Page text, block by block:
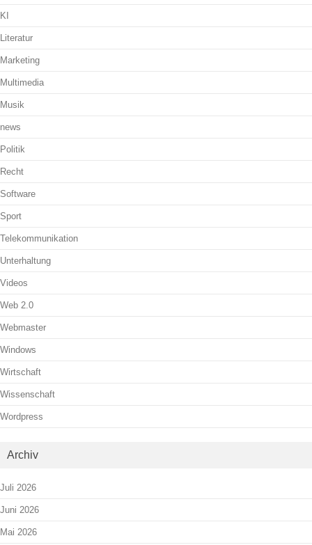
KI
Literatur
Marketing
Multimedia
Musik
news
Politik
Recht
Software
Sport
Telekommunikation
Unterhaltung
Videos
Web 2.0
Webmaster
Windows
Wirtschaft
Wissenschaft
Wordpress
Archiv
Juli 2026
Juni 2026
Mai 2026